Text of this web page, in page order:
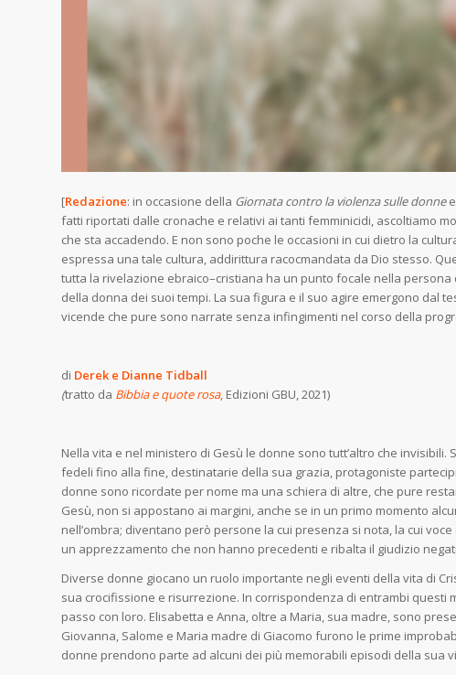
[Redazione: in occasione della Giornata contro la violenza sulle donne
fatti riportati dalle cronache e relativi ai tanti femminicidi, ascoltiamo
che sta accadendo. E non sono poche le occasioni in cui dietro la
espressa una tale cultura, addirittura racocmandata da Dio stesso.
tutta la rivelazione ebraico–cristiana ha un punto focale nella
della donna dei suoi tempi. La sua figura e il suo agire emergono dal
vicende che pure sono narrate senza infingimenti nel corso della
di Derek e Dianne Tidball
(tratto da Bibbia e quote rosa, Edizioni GBU, 2021)
Nella vita e nel ministero di Gesù le donne sono tutt’altro che
fedeli fino alla fine, destinatarie della sua gra­zia, protagoniste
donne sono ricordate per nome ma una schiera di altre, che pure
Gesù, non si appostano ai margini, anche se in un primo momento
nell’ombra; diventano però persone la cui presenza si nota, la cui
un apprezzamento che non han­no precedenti e ribalta il giudizio
Diverse donne giocano un ruolo importante negli eventi della vita di
sua crocifissione e risurrezione. In corrispondenza di entrambi questi
passo con loro. Elisabetta e Anna, oltre a Maria, sua madre, sono
Giovanna, Salome e Maria madre di Giacomo furono le prime
donne prendono parte ad alcuni dei più memorabili episodi della sua